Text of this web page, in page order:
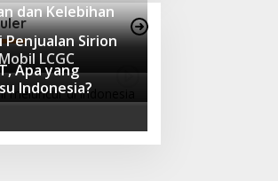
dan Kelebihan
Sirion
LCGC
Apa yang
Indonesia?